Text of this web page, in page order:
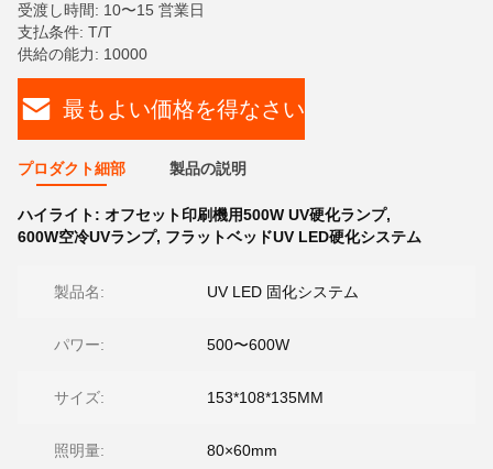
受渡し時間: 10〜15 営業日
支払条件: T/T
供給の能力: 10000
最もよい価格を得なさい
プロダクト細部 製品の説明
ハイライト: オフセット印刷機用500W UV硬化ランプ,
600W空冷UVランプ, フラットベッドUV LED硬化システム
製品名: UV LED 固化システム
パワー: 500〜600W
サイズ: 153*108*135MM
照明量: 80×60mm